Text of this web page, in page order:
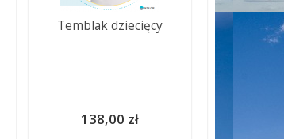
Temblak dziecięcy
138,00 zł